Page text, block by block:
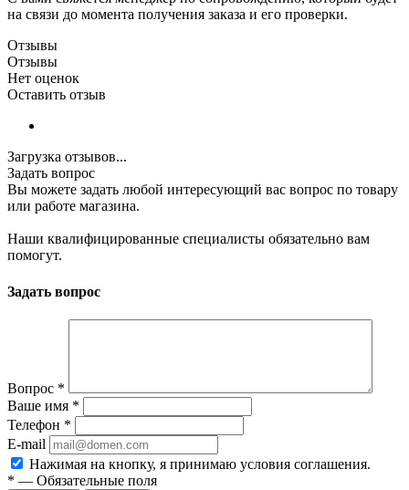
на связи до момента получения заказа и его проверки.
Отзывы
Отзывы
Нет оценок
Оставить отзыв
Загрузка отзывов...
Задать вопрос
Вы можете задать любой интересующий вас вопрос по товару
или работе магазина.
Наши квалифицированные специалисты обязательно вам
помогут.
Задать вопрос
Вопрос *
Ваше имя *
Телефон *
E-mail
Нажимая на кнопку, я принимаю условия соглашения.
* — Обязательные поля